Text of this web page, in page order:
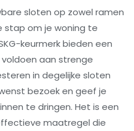
sloten op zowel ramen
stap om je woning te
keurmerk bieden een
aan strenge
in degelijke sloten
bezoek en geef je
te dringen. Het is een
maatregel die